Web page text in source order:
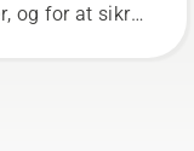
og for at sikre,